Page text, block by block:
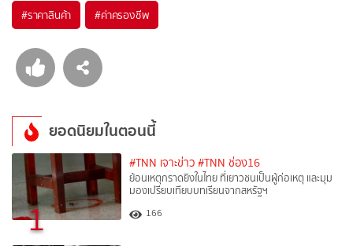
#ราคาสินค้า #ค่าครองชีพ
ยอดนิยมในตอนนี้
1
#TNN เจาะข่าว #TNN ช่อง16
ย้อนเหตุกราดยิงในไทย ที่เยาวชนเป็นผู้ก่อเหตุ และมุม
มองเปรียบเทียบบทเรียนจากสหรัฐฯ
166